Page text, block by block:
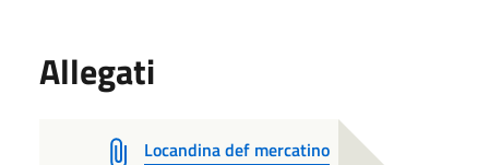
Allegati
Locandina def mercatino